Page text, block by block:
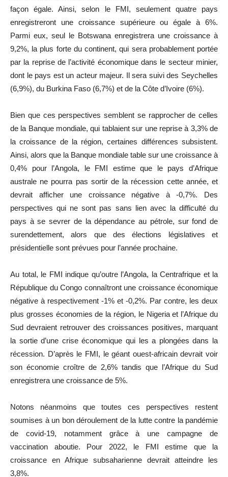
façon égale. Ainsi, selon le FMI, seulement quatre pays
enregistreront une croissance supérieure ou égale à 6%.
Parmi eux, seul le Botswana enregistrera une croissance à
9,2%, la plus forte du continent, qui sera probablement portée
par la reprise de l’activité économique dans le secteur minier,
dont le pays est un acteur majeur. Il sera suivi des Seychelles
(6,9%), du Burkina Faso (6,7%) et de la Côte d’Ivoire (6%).
Bien que ces perspectives semblent se rapprocher de celles
de la Banque mondiale, qui tablaient sur une reprise à 3,3% de
la croissance de la région, certaines différences subsistent.
Ainsi, alors que la Banque mondiale table sur une croissance à
0,4% pour l’Angola, le FMI estime que le pays d’Afrique
australe ne pourra pas sortir de la récession cette année, et
devrait afficher une croissance négative à -0,7%. Des
perspectives qui ne sont pas sans lien avec la difficulté du
pays à se sevrer de la dépendance au pétrole, sur fond de
surendettement, alors que des élections législatives et
présidentielle sont prévues pour l’année prochaine.
Au total, le FMI indique qu’outre l’Angola, la Centrafrique et la
République du Congo connaîtront une croissance économique
négative à respectivement -1% et -0,2%. Par contre, les deux
plus grosses économies de la région, le Nigeria et l’Afrique du
Sud devraient retrouver des croissances positives, marquant
la sortie d’une crise économique qui les a plongées dans la
récession. D’après le FMI, le géant ouest-africain devrait voir
son économie croître de 2,6% tandis que l’Afrique du Sud
enregistrera une croissance de 5%.
Notons néanmoins que toutes ces perspectives restent
soumises à un bon déroulement de la lutte contre la pandémie
de covid-19, notamment grâce à une campagne de
vaccination aboutie. Pour 2022, le FMI estime que la
croissance en Afrique subsaharienne devrait atteindre les
3,8%.